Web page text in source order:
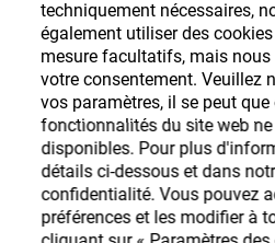
techniquement nécessaires,
également utiliser des
mesure facultatifs, mais
votre consentement. Veuillez
vos paramètres, il se peut
fonctionnalités du site web
disponibles. Pour plus
détails ci-dessous et dans
confidentialité. Vous pouvez
préférences et les modifier à
Optique de précision
Qui sommes-nous ?
Carrière
Store
Español
汉语
ophtalmiques
Enregistrez-vous ou
accéder à vos
large gamme de